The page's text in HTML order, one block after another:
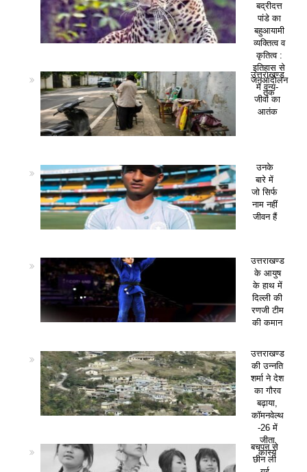
बद्रीदत्त
पांडे का
बहुआयामी
व्यक्तित्व व
कृतित्व :
इतिहास से
जनआंदोलन
तक
उत्तराखण्ड
में वन्य-
जीवों का
आतंक
उनके
बारे में
जो सिर्फ
नाम नहीं
जीवन हैं
उत्तराखण्ड
के आयुष
के हाथ में
दिल्ली की
रणजी टीम
की कमान
उत्तराखण्ड
की उन्नति
शर्मा ने देश
का गौरव
बढ़ाया,
कॉमनवेल्थ
-26 में
जीता
कांस्य
बचपन से
छीन ली